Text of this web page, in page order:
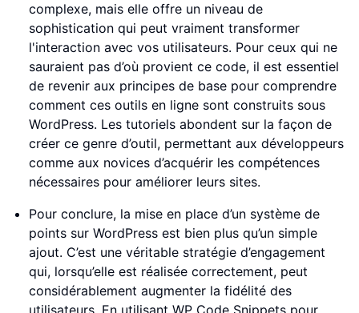
complexe, mais elle offre un niveau de
sophistication qui peut vraiment transformer
l'interaction avec vos utilisateurs. Pour ceux qui ne
sauraient pas d’où provient ce code, il est essentiel
de revenir aux principes de base pour comprendre
comment ces outils en ligne sont construits sous
WordPress. Les tutoriels abondent sur la façon de
créer ce genre d’outil, permettant aux développeurs
comme aux novices d’acquérir les compétences
nécessaires pour améliorer leurs sites.
Pour conclure, la mise en place d’un système de
points sur WordPress est bien plus qu’un simple
ajout. C’est une véritable stratégie d’engagement
qui, lorsqu’elle est réalisée correctement, peut
considérablement augmenter la fidélité des
utilisateurs. En utilisant WP Code Snippets pour